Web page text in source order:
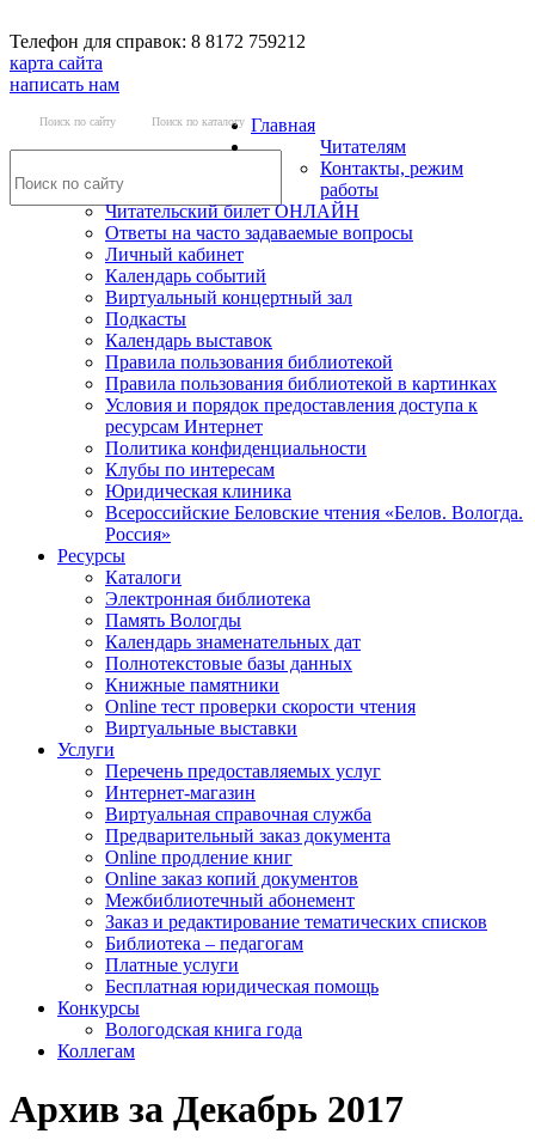
Телефон для справок: 8 8172 759212
карта сайта
написать нам
Поиск по сайту Поиск по каталогу Главная
Читателям
Контакты, режим
работы
Читательский билет ОНЛАЙН
Ответы на часто задаваемые вопросы
Личный кабинет
Календарь событий
Виртуальный концертный зал
Подкасты
Календарь выставок
Правила пользования библиотекой
Правила пользования библиотекой в картинках
Условия и порядок предоставления доступа к
ресурсам Интернет
Политика конфиденциальности
Клубы по интересам
Юридическая клиника
Всероссийские Беловские чтения «Белов. Вологда.
Россия»
Ресурсы
Каталоги
Электронная библиотека
Память Вологды
Календарь знаменательных дат
Полнотекстовые базы данных
Книжные памятники
Online тест проверки скорости чтения
Виртуальные выставки
Услуги
Перечень предоставляемых услуг
Интернет-магазин
Виртуальная справочная служба
Предварительный заказ документа
Online продление книг
Online заказ копий документов
Межбиблиотечный абонемент
Заказ и редактирование тематических списков
Библиотека – педагогам
Платные услуги
Бесплатная юридическая помощь
Конкурсы
Вологодская книга года
Коллегам
Архив за Декабрь 2017